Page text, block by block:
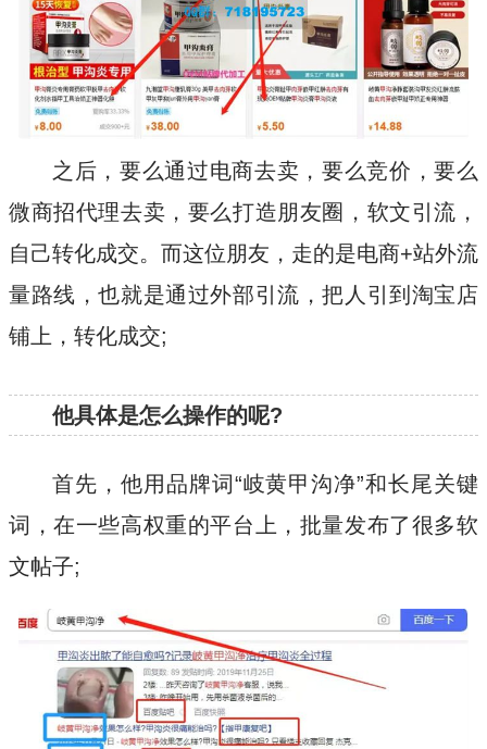
之后，要么通过电商去卖，要么竞价，要么
微商招代理去卖，要么打造朋友圈，软文引流，
自己转化成交。而这位朋友，走的是电商+站外流
量路线，也就是通过外部引流，把人引到淘宝店
铺上，转化成交;
他具体是怎么操作的呢?
首先，他用品牌词“岐黄甲沟净”和长尾关键
词，在一些高权重的平台上，批量发布了很多软
文帖子;